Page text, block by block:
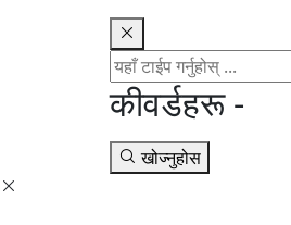
कीवर्डहरू -
खोज्नुहोस